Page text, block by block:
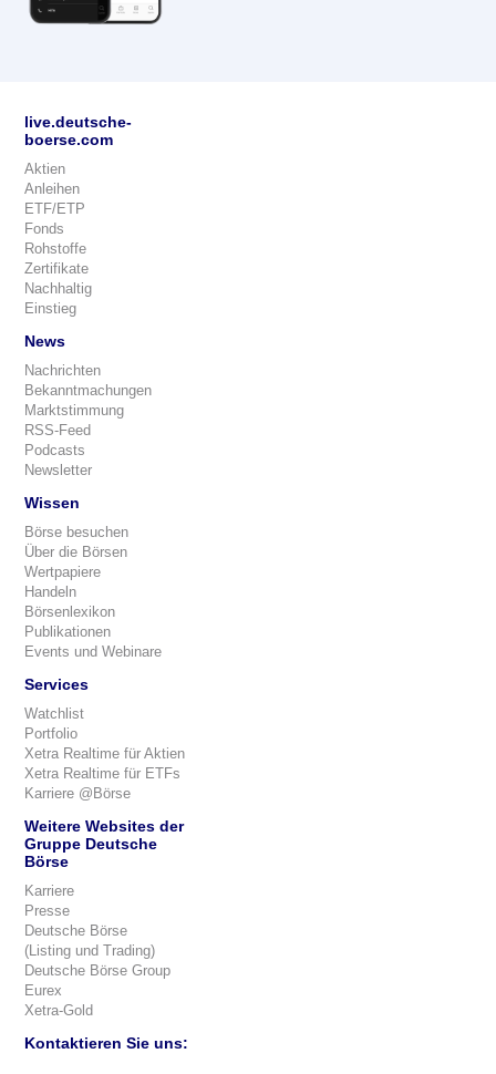
live.deutsche-
boerse.com
Aktien
Anleihen
ETF/ETP
Fonds
Rohstoffe
Zertifikate
Nachhaltig
Einstieg
News
Nachrichten
Bekanntmachungen
Marktstimmung
RSS-Feed
Podcasts
Newsletter
Wissen
Börse besuchen
Über die Börsen
Wertpapiere
Handeln
Börsenlexikon
Publikationen
Events und Webinare
Services
Watchlist
Portfolio
Xetra Realtime für Aktien
Xetra Realtime für ETFs
Karriere @Börse
Weitere Websites der
Gruppe Deutsche
Börse
Karriere
Presse
Deutsche Börse
(Listing und Trading)
Deutsche Börse Group
Eurex
Xetra-Gold
Kontaktieren Sie uns: